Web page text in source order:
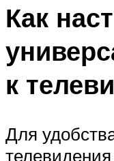
Как
к
Для